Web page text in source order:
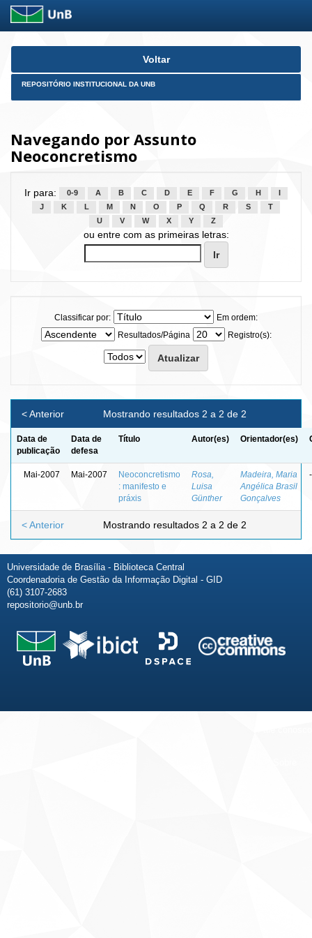
Skip
Voltar
REPOSITÓRIO INSTITUCIONAL DA UNB
Navegando por Assunto
Neoconcretismo
Ir para: 0-9 A B C D E F G H
J
K L M N O P Q R S
T
U
V W X Y Z
ou entre com as primeiras letras:
Classificar por:
Em ordem:
Resultados/Página
Registro(s):
Mostrando resultados 2 a 2 de 2
< Anterior
Data de
publicação
Data de
defesa
Título Autor(es) Orientador(es)
Mai-2007 Mai-2007
Neoconcretismo
: manifesto e
práxis
Rosa,
Luisa
Günther
Madeira, Maria
Angélica Brasil
Gonçalves
-
Mostrando resultados 2 a 2 de 2
< Anterior
Universidade de Brasília - Biblioteca Central
Coordenadoria de Gestão da Informação Digital - GID
(61) 3107-2683
repositorio@unb.br